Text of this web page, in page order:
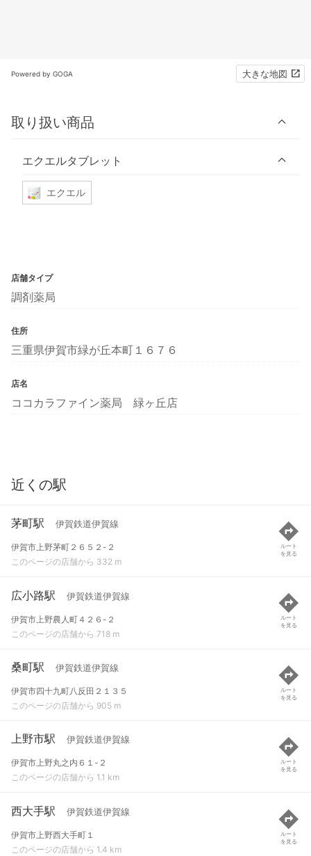
Powered by GOGA 大きな地図
取り扱い商品
エクエルタブレット
エクエル
店舗タイプ
調剤薬局
住所
三重県伊賀市緑が丘本町１６７６
店名
ココカラファイン薬局 緑ヶ丘店
近くの駅
茅町駅 伊賀鉄道伊賀線
伊賀市上野茅町２６５２-２
このページの店舗から 332 m
ルート
を見る
広小路駅 伊賀鉄道伊賀線
伊賀市上野農人町４２６-２
このページの店舗から 718 m
ルート
を見る
桑町駅 伊賀鉄道伊賀線
伊賀市四十九町八反田２１３５
このページの店舗から 905 m
ルート
を見る
上野市駅 伊賀鉄道伊賀線
伊賀市上野丸之内６１-２
このページの店舗から 1.1 km
ルート
を見る
西大手駅 伊賀鉄道伊賀線
伊賀市上野西大手町１
このページの店舗から 1.4 km
ルート
を見る